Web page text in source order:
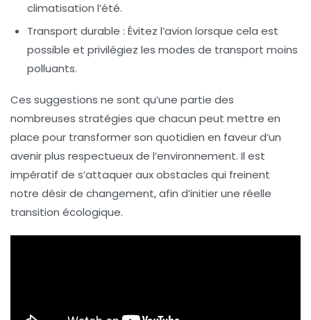
climatisation l’été.
Transport durable : Évitez l’avion lorsque cela est
possible et privilégiez les modes de transport moins
polluants.
Ces suggestions ne sont qu’une partie des
nombreuses stratégies que chacun peut mettre en
place pour transformer son quotidien en faveur d’un
avenir plus respectueux de l’environnement. Il est
impératif de s’attaquer auxobstacles qui freinent
notre désir de changement, afin d’initier une réelle
transition écologique.